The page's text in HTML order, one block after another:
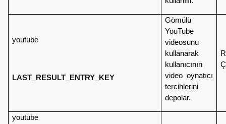
youtube
LAST_RESULT_ENTRY_KEY
Gömülü
YouTube
videosunu
kullanarak
kullanıcının
video oynatıcı
tercihlerini
depolar.
youtube